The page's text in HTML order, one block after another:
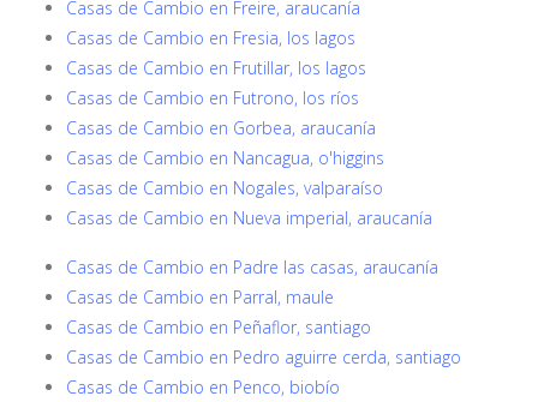
Casas de Cambio en Freire, araucanía
Casas de Cambio en Fresia, los lagos
Casas de Cambio en Frutillar, los lagos
Casas de Cambio en Futrono, los ríos
Casas de Cambio en Gorbea, araucanía
Casas de Cambio en Nancagua, o'higgins
Casas de Cambio en Nogales, valparaíso
Casas de Cambio en Nueva imperial, araucanía
Casas de Cambio en Padre las casas, araucanía
Casas de Cambio en Parral, maule
Casas de Cambio en Peñaflor, santiago
Casas de Cambio en Pedro aguirre cerda, santiago
Casas de Cambio en Penco, biobío